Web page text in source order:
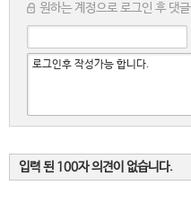
원하는 계정으로 로그인 후 댓
입력 된 100자 의견이 없습니다.